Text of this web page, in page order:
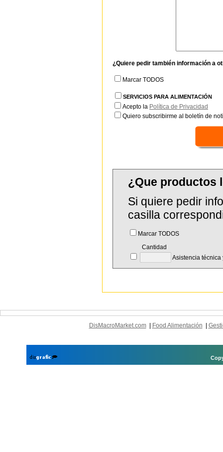
¿Quiere pedir también información a
Marcar TODOS
SERVICIOS PARA ALIMENTACIÓN
Acepto la Política de Privacidad
Quiero subscribirme al boletín de
¿Que productos
Si quiere pedir
casilla
Marcar TODOS
Cantidad
Asistencia
DisMacroMarket.com| Food Alimentación